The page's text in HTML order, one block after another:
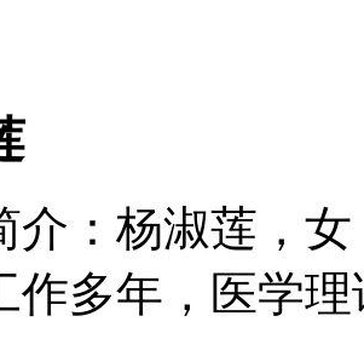
介：杨淑莲，
作多年，医学理